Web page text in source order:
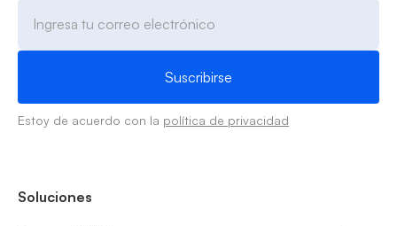
Estoy de acuerdo con la política de privacidad
Soluciones